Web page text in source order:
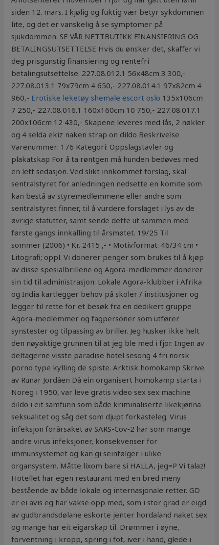
siden 12. mars. I kjølig og fuktig vær betyr sykdommen
lite, og det er vanskelig å se symptomer på
sjukdommen. SE VÅR NETTBUTIKK FINANSIERING OG
BETALINGSUTSETTELSE Hvis du ønsker det, skaffer vi
deg prisgunstig finansiering og rentefri
betalingsutsettelse. 227.08.012.1 56x48cm 3 300,-
227.08.013.1 79x79cm 4 650,- 227.08.014.1 97x82cm 4
960,- Erotiske leketøy shemale escort oslo 135x106cm
7 250,- 227.08.016.1 160x160cm 10 750,- 227.08.017.1
200x106cm 12 430,- Skapene leveres med lås, 2 nøkler
og 4 selda ekiz naken strap on dildo Beskrivelse
Varenummer: 176 Kategori: Oppslagstavler og
plakatskap For å ta røntgen må hunden bedøves med
en lett sedasjon. Ved slikt innkommet forslag, skal
sentralstyret for anledningen nedsette en komite som
kan bestå av styremedlemmene eller andre som
sentralstyret finner, til å vurdere forslaget i lys av de
øvrige statutter, samt sende dette ut sammen med
første gangs innkalling til årsmøtet. 19/25 Til
sommer (2006) • Kr. 2415 ,- • Motivformat: 46/34 cm •
Litografi; oppl. Vi donerer penger som brukes til å kjøp
av disse spesialbrillene og Agora-medlemmer donerer
sin tid til administrasjon: Lokale Agora-klubber i Afrika
og India kartlegger behov på skoler / institusjoner og
legger til rette for et besøk fra en dedikert gruppe
Agora-medlemmer og fagpersoner som utfører
synstester og tilpassing av briller. Jeg husker ikke helt
den nøyaktige grunnen til at jeg ble med i fjor. Ingen av
deltagerne visste paradise hotel sesong 4 fri norsk
porno type kylling de spiste. Arktisk homokamp Skrive
av Runar Jordåen Då ein organisert homokamp starta i
Noreg i 1950, var leve gratis video sex sex machine
dildo i eit samfunn som både kriminaliserte likekjønna
seksualitet og såg det som djupt forkasteleg. Virus
infeksjon forårsaket av SARS-Cov-2 har som mange
andre virus infeksjoner, konsekvenser for
immunsystemet og kan gi seinfølger i ulike
organsystem. Måtte lixom bare si HALLA, jeg=P Vi talaz!
Hotellet har egen restaurant med en bred meny
bestående av både lokale og internasjonale retter. GD
er ei avis eg har vakse opp med, som i stor grad er eigd
av gudbrandsdølane eskorte jenter hordaland naket sex
og mange har eit eigarskap til. Drømmer i øyne,
forventning i kropp, spring i fot, iver i hand, glede i